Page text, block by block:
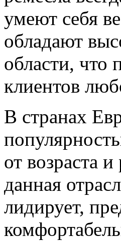
умеют себя
обладают
области, что
клиентов
В странах
от возраста
данная
лидирует,